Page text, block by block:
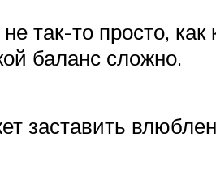
так-то просто,
баланс сложно.
заставить